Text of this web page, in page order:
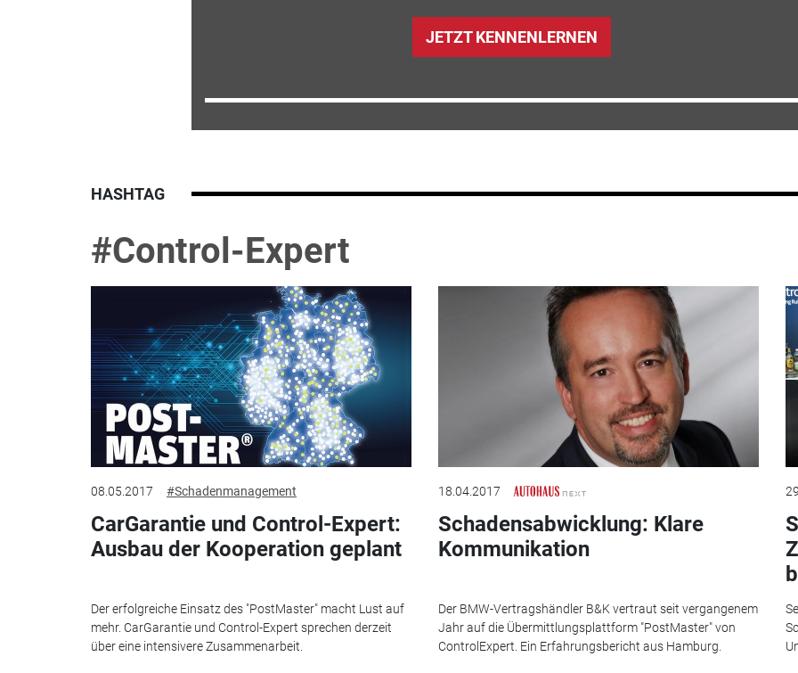
JETZT KENNENLERNEN
HASHTAG
#Control-Expert
08.05.2017 #Schadenmanagement
CarGarantie und Control-Expert:
Ausbau der Kooperation geplant
Der erfolgreiche Einsatz des "PostMaster" macht Lust auf
mehr. CarGarantie und Control-Expert sprechen derzeit
über eine intensivere Zusammenarbeit.
18.04.2017
Schadensabwicklung: Klare
Kommunikation
Der BMW-Vertragshändler B&K vertraut seit vergangenem
Jahr auf die Übermittlungsplattform "PostMaster" von
ControlExpert. Ein Erfahrungsbericht aus Hamburg.